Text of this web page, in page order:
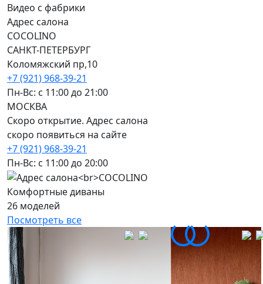
Видео с фабрики
Адрес салона
COCOLINO
САНКТ-ПЕТЕРБУРГ
Коломяжский пр,10
+7 (921) 968-39-21
Пн-Вс: c 11:00 до 21:00
МОСКВА
Скоро открытие. Адрес салона
скоро появиться на сайте
+7 (921) 968-39-21
Пн-Вс: c 11:00 до 20:00
Комфортные диваны
26 моделей
Посмотреть все
Диван Марс (Mars)
прямой
120 000 ₽ 160 000 ₽ -25%